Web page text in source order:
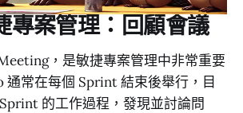
專案管理：回顧會議
，是敏捷專案管理中非常重要
通常在每個 Sprint 結束後舉行，目
的工作過程，發現並討論問